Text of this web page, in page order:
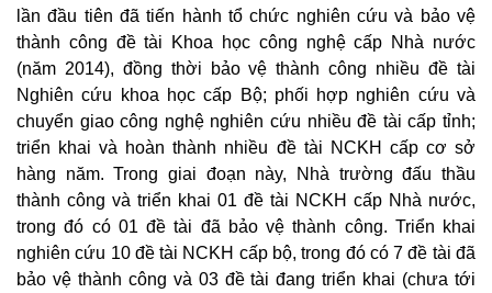
lần đầu tiên đã tiến hành tổ chức nghiên cứu và bảo vệ
thành công đề tài Khoa học công nghệ cấp Nhà nước
(năm 2014), đồng thời bảo vệ thành công nhiều đề tài
Nghiên cứu khoa học cấp Bộ; phối hợp nghiên cứu và
chuyển giao công nghệ nghiên cứu nhiều đề tài cấp tỉnh;
triển khai và hoàn thành nhiều đề tài NCKH cấp cơ sở
hàng năm. Trong giai đoạn này, Nhà trường đấu thầu
thành công và triển khai 01 đề tài NCKH cấp Nhà nước,
trong đó có 01 đề tài đã bảo vệ thành công. Triển khai
nghiên cứu 10 đề tài NCKH cấp bộ, trong đó có 7 đề tài đã
bảo vệ thành công và 03 đề tài đang triển khai (chưa tới